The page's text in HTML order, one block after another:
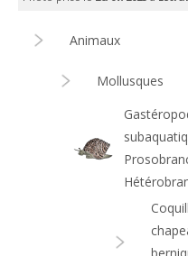
Animaux
Mollusques